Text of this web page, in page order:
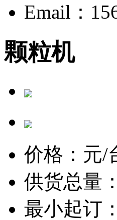
Email：
颗粒机
价格： 元/
供货总量
最小起订